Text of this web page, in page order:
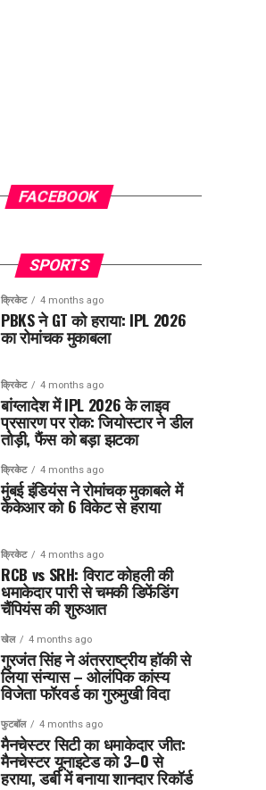
FACEBOOK
SPORTS
क्रिकेट 4 months ago
PBKS ने GT को हराया: IPL 2026
का रोमांचक मुकाबला
क्रिकेट 4 months ago
बांग्लादेश में IPL 2026 के लाइव
प्रसारण पर रोक: जियोस्टार ने डील
तोड़ी, फैंस को बड़ा झटका
क्रिकेट 4 months ago
मुंबई इंडियंस ने रोमांचक मुकाबले में
केकेआर को 6 विकेट से हराया
क्रिकेट 4 months ago
RCB vs SRH: विराट कोहली की
धमाकेदार पारी से चमकी डिफेंडिंग
चैंपियंस की शुरुआत
खेल 4 months ago
गुरजंत सिंह ने अंतरराष्ट्रीय हॉकी से
लिया संन्यास – ओलंपिक कांस्य
विजेता फॉरवर्ड का गुरुमुखी विदा
फुटबॉल 4 months ago
मैनचेस्टर सिटी का धमाकेदार जीत:
मैनचेस्टर यूनाइटेड को 3–0 से
हराया, डर्बी में बनाया शानदार रिकॉर्ड